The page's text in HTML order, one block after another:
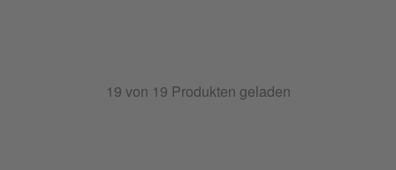
19 von 19 Produkten geladen